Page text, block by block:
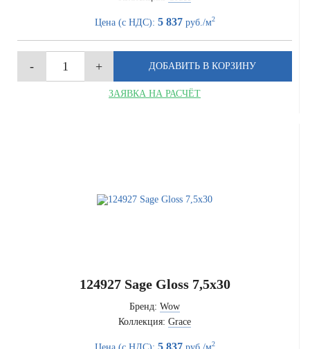
Цена (с НДС): 5 837руб./м2
ЗАЯВКА НА РАСЧЁТ
124927 Sage Gloss 7,5x30
Бренд: Wow
Коллекция: Grace
5 837 2